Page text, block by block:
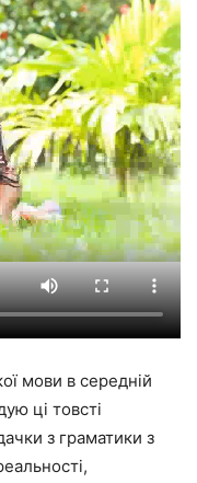
мови в середній
ці товсті
з граматики з